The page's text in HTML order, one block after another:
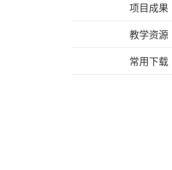
项目成果
教学资源
常用下载